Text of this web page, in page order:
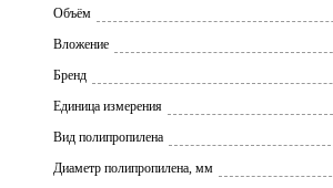
Объём
Вложение
Бренд
Единица измерения
Вид полипропилена
Диаметр полипропилена, мм